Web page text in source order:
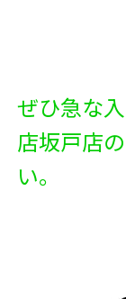
ぜひ急な
店坂戸店
い。